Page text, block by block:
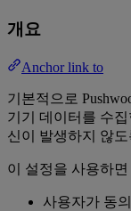
개요
Anchor link to
기본적으로
기기 데이터를 수
신이 발생하지 않
이 설정을 사용하
사용자가 동